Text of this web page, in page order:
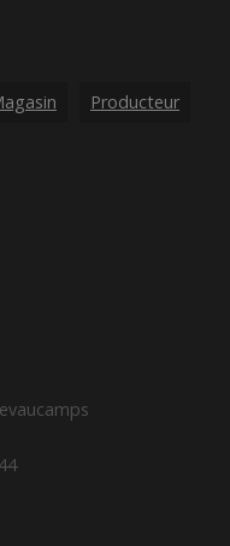
Producteur